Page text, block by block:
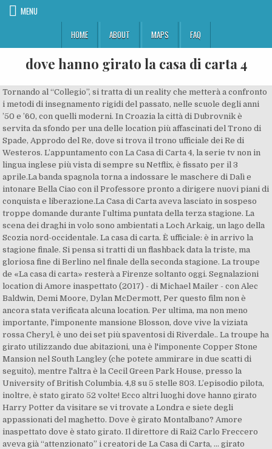
MENU
HOME
ABOUT MAPS FAQ
dove hanno girato la casa di carta 4
Tornando al “Collegio”, si tratta di un reality che metterà a confronto
i metodi di insegnamento rigidi del passato, nelle scuole degli anni
’50 e ’60, con quelli moderni. In Croazia la città di Dubrovnik è
servita da sfondo per una delle location più affascinati del Trono di
Spade, Approdo del Re, dove si trova il trono ufficiale dei Re di
Westeros. L’appuntamento con La Casa di Carta 4, la serie tv non in
lingua inglese più vista di sempre su Netflix, è fissato per il 3
aprile.La banda spagnola torna a indossare le maschere di Dalì e
intonare Bella Ciao con il Professore pronto a dirigere nuovi piani di
conquista e liberazione.La Casa di Carta aveva lasciato in sospeso
troppe domande durante l’ultima puntata della terza stagione. La
scena dei draghi in volo sono ambientati a Loch Arkaig, un lago della
Scozia nord-occidentale. La casa di carta. È ufficiale: è in arrivo la
stagione finale. Si pensa si tratti di un flashback data la triste, ma
gloriosa fine di Berlino nel finale della seconda stagione. La troupe
de «La casa di carta» resterà a Firenze soltanto oggi. Segnalazioni
location di Amore inaspettato (2017) - di Michael Mailer - con Alec
Baldwin, Demi Moore, Dylan McDermott, Per questo film non è
ancora stata verificata alcuna location. Per ultima, ma non meno
importante, l'imponente mansione Blosson, dove vive la viziata
rossa Cheryl, è uno dei set più spaventosi di Riverdale.. La troupe ha
girato utilizzando due abitazioni, una è l'imponente Copper Stone
Mansion nel South Langley (che potete ammirare in due scatti di
seguito), mentre l'altra è la Cecil Green Park House, presso la
University of British Columbia. 4,8 su 5 stelle 803. L’episodio pilota,
inoltre, è stato girato 52 volte! Ecco altri luoghi dove hanno girato
Harry Potter da visitare se vi trovate a Londra e siete degli
appassionati del maghetto. Dove è girato Montalbano? Amore
inaspettato dove è stato girato. Il direttore di Rai2 Carlo Freccero
aveva già “attenzionato” i creatori de La Casa di Carta, ... girato